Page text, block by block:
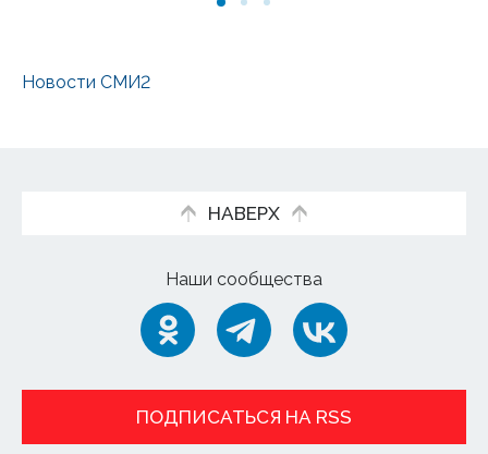
Новости СМИ2
НАВЕРХ
Наши сообщества
ПОДПИСАТЬСЯ НА RSS